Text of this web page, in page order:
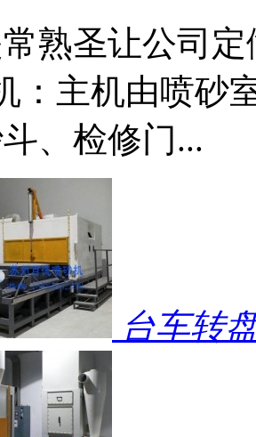
熟圣让公司
：主机由喷砂
、检修门...
台车转